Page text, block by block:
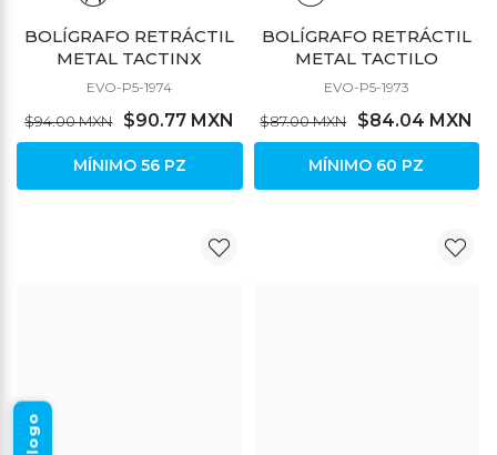
BOLÍGRAFO RETRÁCTIL
METAL TACTINX
EVO-P5-1974
$94.00 MXN $90.77 MXN
MÍNIMO 56 PZ
BOLÍGRAFO RETRÁCTIL
METAL TACTILO
EVO-P5-1973
$87.00 MXN $84.04 MXN
MÍNIMO 60 PZ